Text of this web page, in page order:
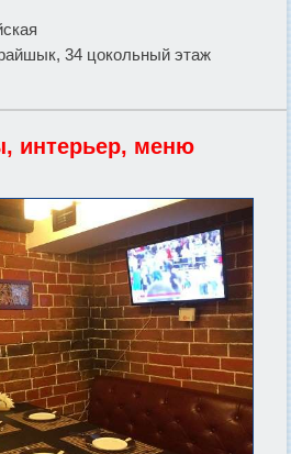
34 цокольный этаж
интерьер, меню